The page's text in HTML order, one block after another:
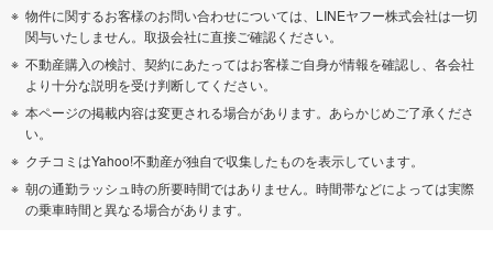
物件に関するお客様のお問い合わせについては、LINEヤフー株式会社は一切
関与いたしません。取扱会社に直接ご確認ください。
不動産購入の検討、契約にあたってはお客様ご自身が情報を確認し、各会社
より十分な説明を受け判断してください。
本ページの掲載内容は変更される場合があります。あらかじめご了承くださ
い。
クチコミはYahoo!不動産が独自で収集したものを表示しています。
朝の通勤ラッシュ時の所要時間ではありません。時間帯などによっては実際
の乗車時間と異なる場合があります。